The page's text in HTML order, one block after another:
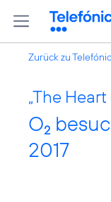
Zurück zu
„The
O2
2017